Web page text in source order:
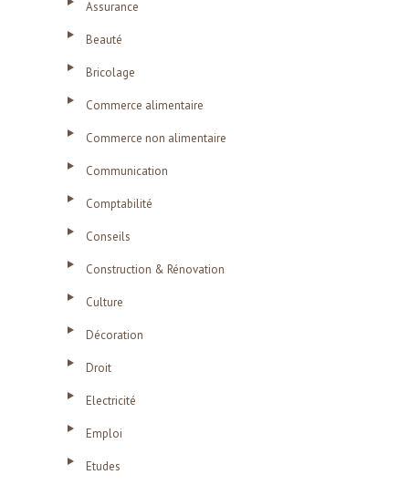
Assurance
Beauté
Bricolage
Commerce alimentaire
Commerce non alimentaire
Communication
Comptabilité
Conseils
Construction & Rénovation
Culture
Décoration
Droit
Electricité
Emploi
Etudes